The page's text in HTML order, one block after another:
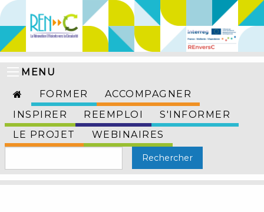
MENU
FORMER
ACCOMPAGNER
INSPIRER
REEMPLOI
S'INFORMER
LE PROJET
WEBINAIRES